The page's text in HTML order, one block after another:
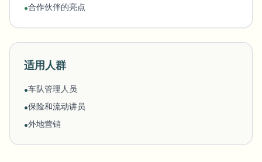
•合作伙伴的亮点
适用人群
•车队管理人员
•保险和流动讲员
•外地营销